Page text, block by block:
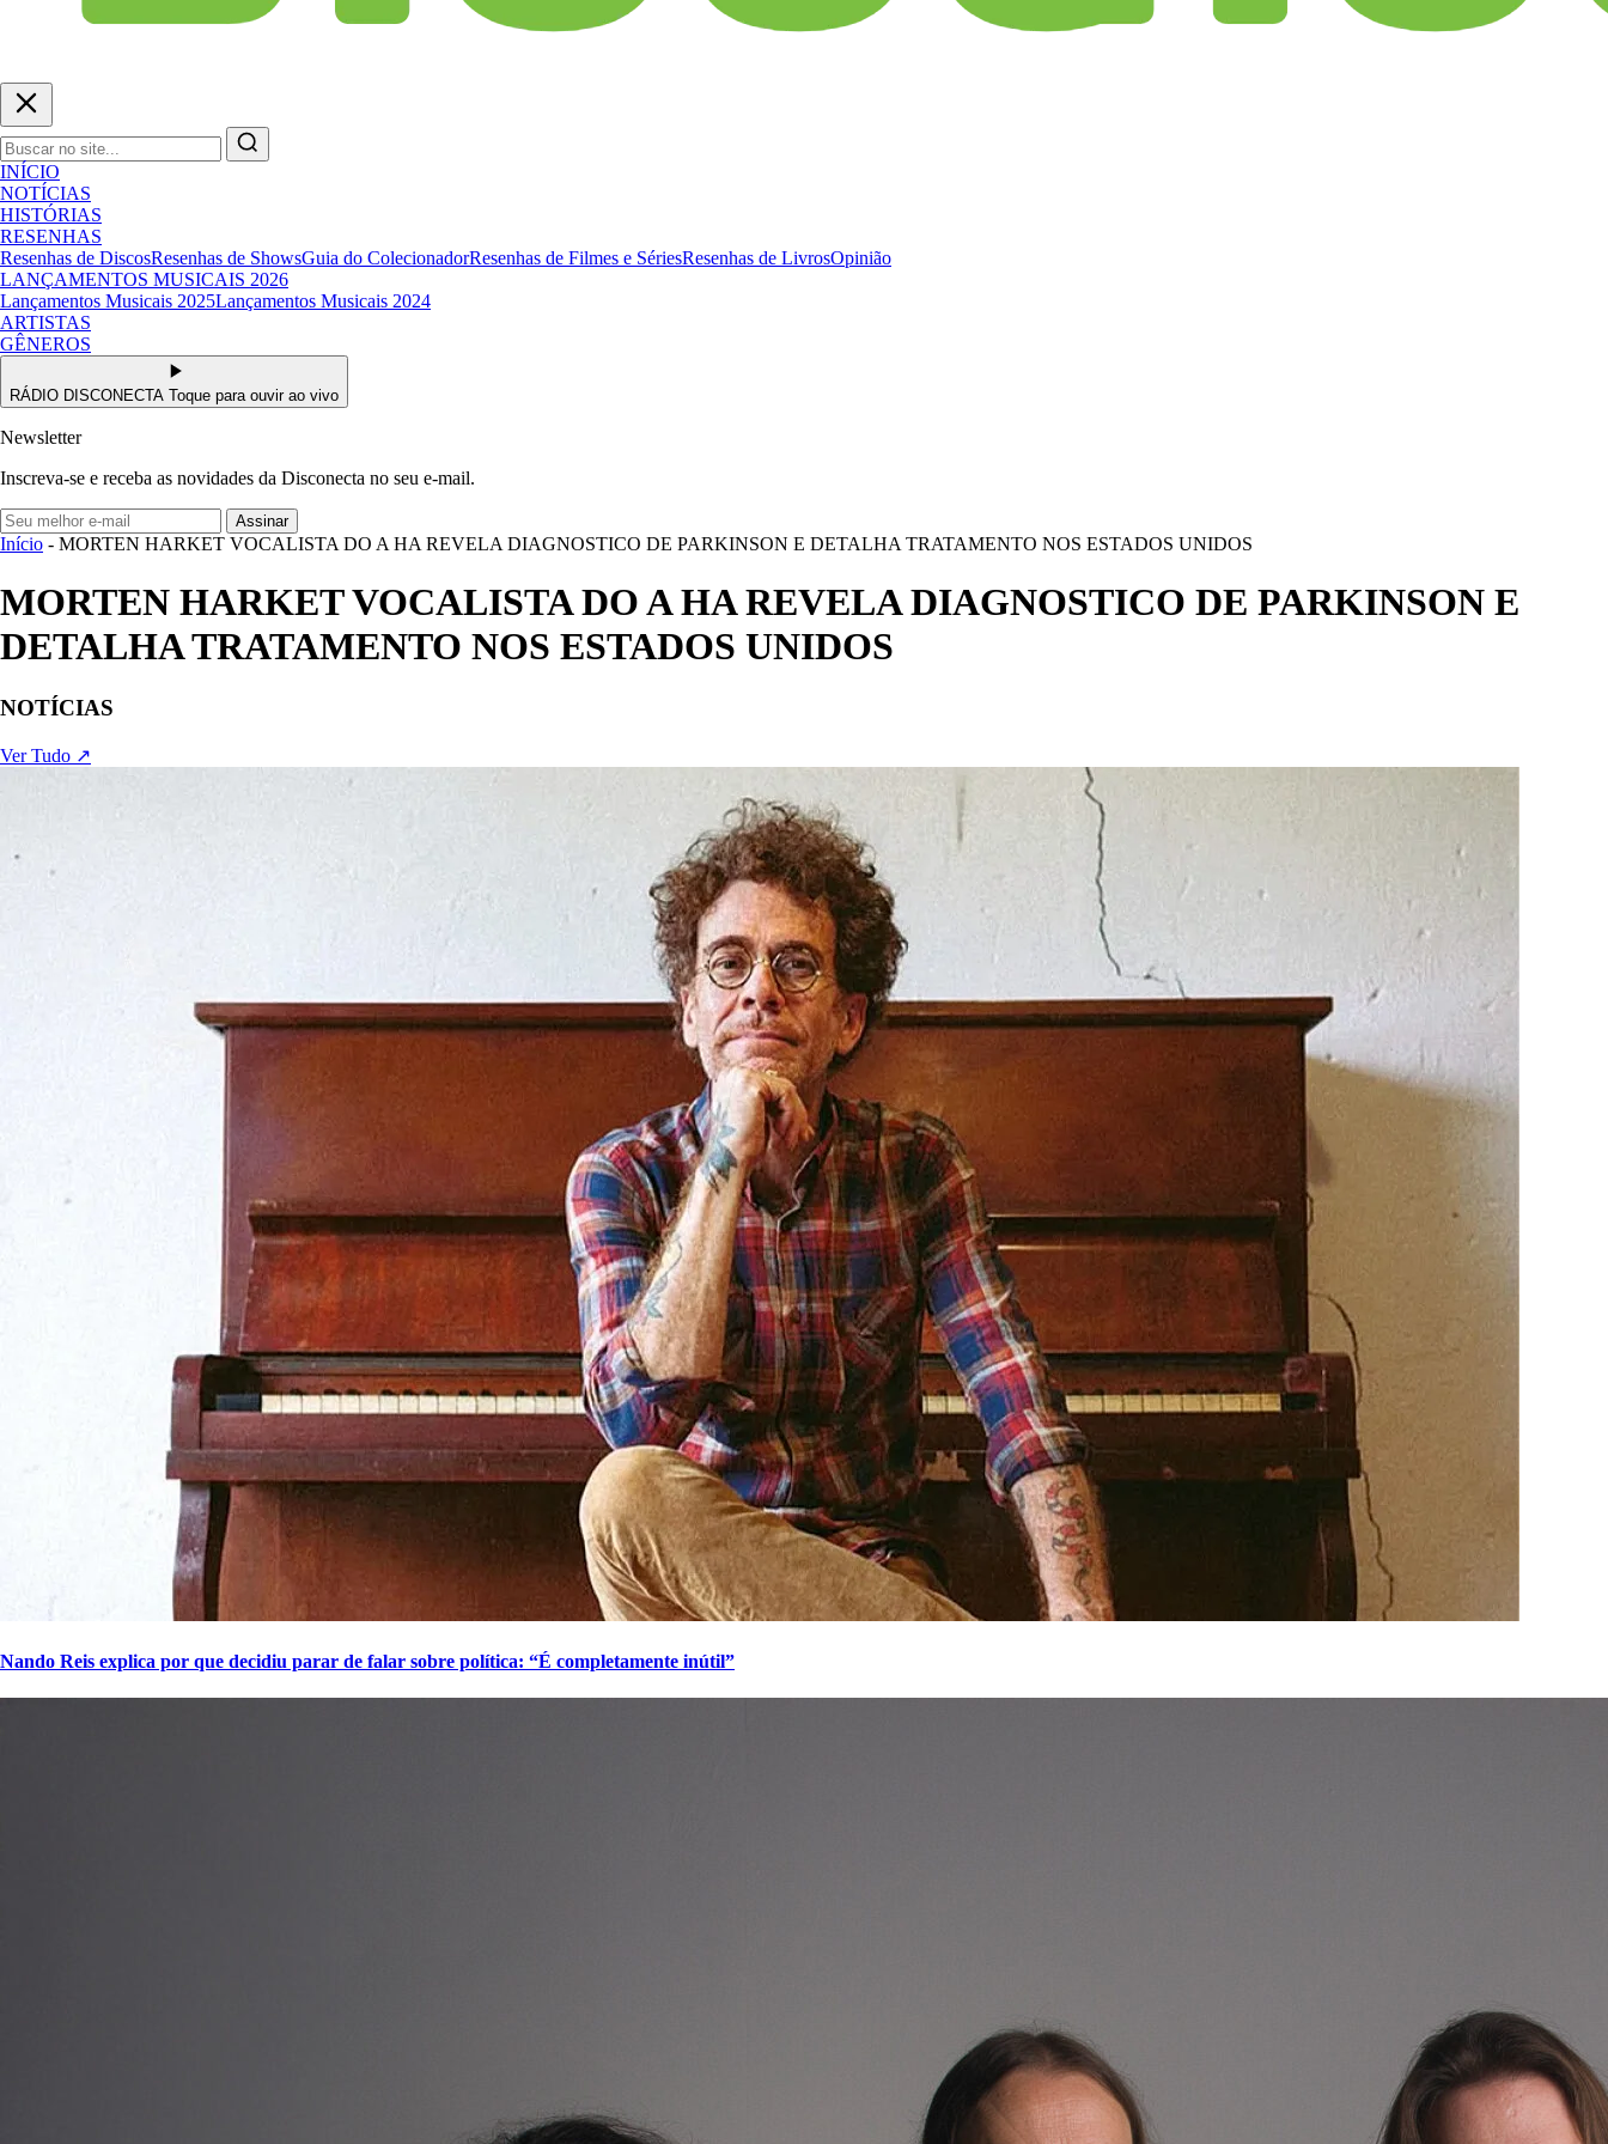
INÍCIO
NOTÍCIAS
HISTÓRIAS
RESENHAS
Resenhas de DiscosResenhas de ShowsGuia do ColecionadorResenhas de Filmes e SériesResenhas de LivrosOpinião
LANÇAMENTOS MUSICAIS 2026
Lançamentos Musicais 2025Lançamentos Musicais 2024
ARTISTAS
GÊNEROS
RÁDIO DISCONECTA Toque para ouvir ao vivo
Newsletter
Inscreva-se e receba as novidades da Disconecta no seu e-mail.
Assinar
Início - MORTEN HARKET VOCALISTA DO A HA REVELA DIAGNOSTICO DE PARKINSON E DETALHA TRATAMENTO NOS ESTADOS UNIDOS
MORTEN HARKET VOCALISTA DO A HA REVELA DIAGNOSTICO DE PARKINSON E
DETALHA TRATAMENTO NOS ESTADOS UNIDOS
NOTÍCIAS
Ver Tudo ↗
Nando Reis explica por que decidiu parar de falar sobre política: “É completamente inútil”